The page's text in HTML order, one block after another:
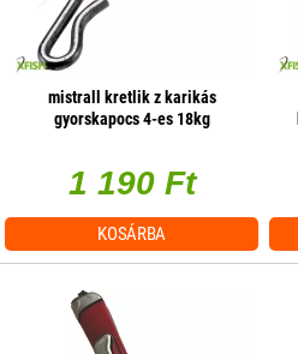
mistrall kretlik z karikás
gyorskapocs 4-es 18kg
1 190 Ft
KOSÁRBA